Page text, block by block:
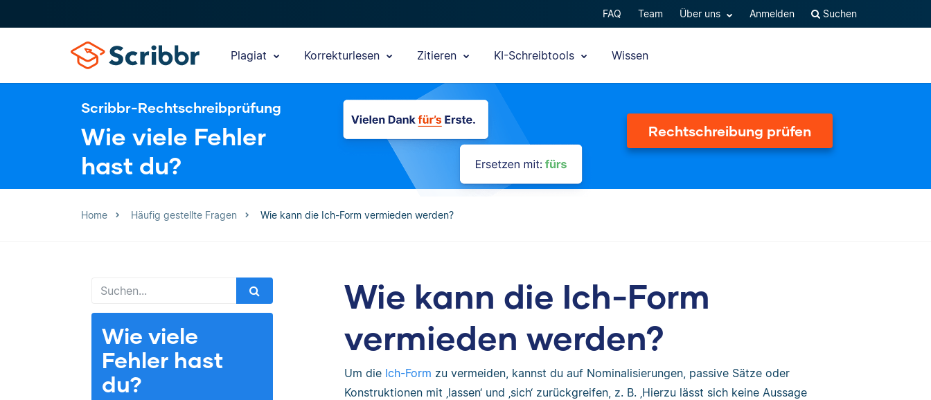
FAQ Team Über uns Anmelden Suchen
Plagiat Korrekturlesen Zitieren KI-Schreibtools Wissen
Scribbr-Rechtschreibprüfung
Wie viele Fehler
hast du?
Rechtschreibung prüfen
Home Häufig gestellte Fragen Wie kann die Ich-Form vermieden werden?
Wie viele
Fehler hast
du?
Wie kann die Ich-Form
vermieden werden?
Um die Ich-Form zu vermeiden, kannst du auf Nominalisierungen, passive Sätze oder
Konstruktionen mit ‚lassen‘ und ‚sich‘ zurückgreifen, z. B. ‚Hierzu lässt sich keine Aussage